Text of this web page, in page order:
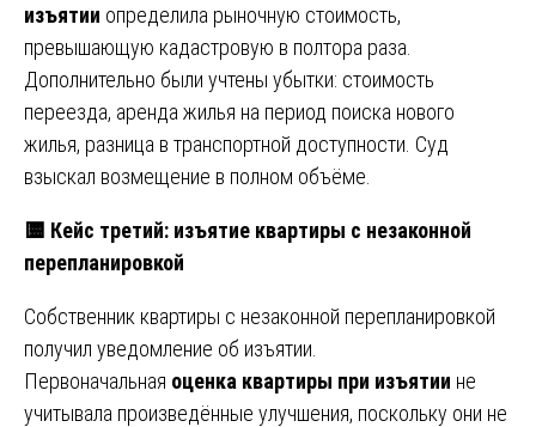
изъятии определила рыночную стоимость,
превышающую кадастровую в полтора раза.
Дополнительно были учтены убытки: стоимость
переезда, аренда жилья на период поиска нового
жилья, разница в транспортной доступности. Суд
взыскал возмещение в полном объёме.
🟨 Кейс третий: изъятие квартиры с незаконной
перепланировкой
Собственник квартиры с незаконной перепланировкой
получил уведомление об изъятии.
Первоначальная оценка квартиры при изъятии не
учитывала произведённые улучшения, поскольку они не